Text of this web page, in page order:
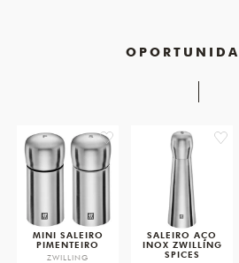
favorite
MINI SALEIRO
PIMENTEIRO
ZWILLING
SALEIRO AÇO
INOX ZWILLING
SPICES